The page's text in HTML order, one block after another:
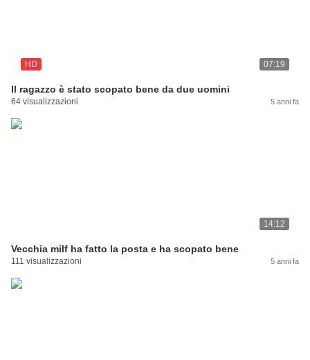
HD 07:19
Il ragazzo è stato scopato bene da due uomini
64 visualizzazioni 5 anni fa
14:12
Vecchia milf ha fatto la posta e ha scopato bene
111 visualizzazioni 5 anni fa